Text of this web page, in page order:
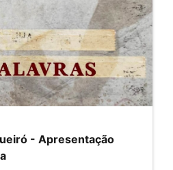
- Apresentação